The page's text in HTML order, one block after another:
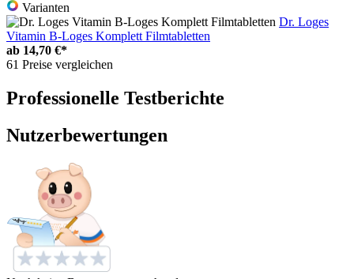
Varianten
Dr. Loges
Vitamin B-Loges Komplett Filmtabletten
ab 14,70 €*
61 Preise vergleichen
Professionelle Testberichte
Nutzerbewertungen